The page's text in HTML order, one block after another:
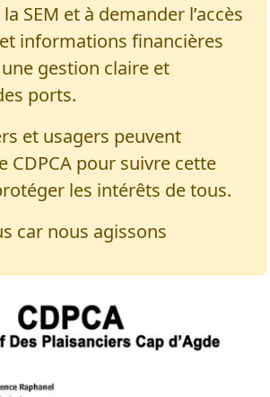
SEM et à demander l’accès
informations financières
gestion claire et
ports.
et usagers peuvent
CDPCA pour suivre cette
les intérêts de tous.
car nous agissons